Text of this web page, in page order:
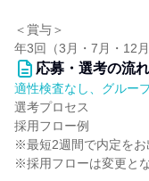
＜賞与＞
年3回（3月・7月・12月
応募・選考の流れ
適性検査なし、グルー
選考プロセス
採用フロー例
※最短2週間で内定をお
※採用フローは変更と